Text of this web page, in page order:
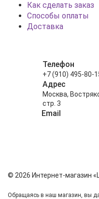
Как сделать заказ
Способы оплаты
Доставка
Телефон
+7 (910) 495-80-
Адрес
Москва,
стр. 3
Email
© 2026 Интернет-магазин
Обращаясь в наш магазин, вы